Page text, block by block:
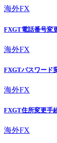
海外FX
FXGT電話番号変
海外FX
FXGTパスワード
海外FX
FXGT住所変更手
海外FX